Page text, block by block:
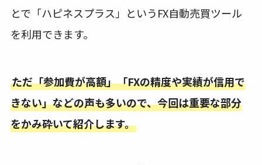
とで「ハピネスプラス」というFX自動売買ツール
を利用できます。
ただ「参加費が高額」「FXの精度や実績が信用で
きない」などの声も多いので、今回は重要な部分
をかみ砕いて紹介します。